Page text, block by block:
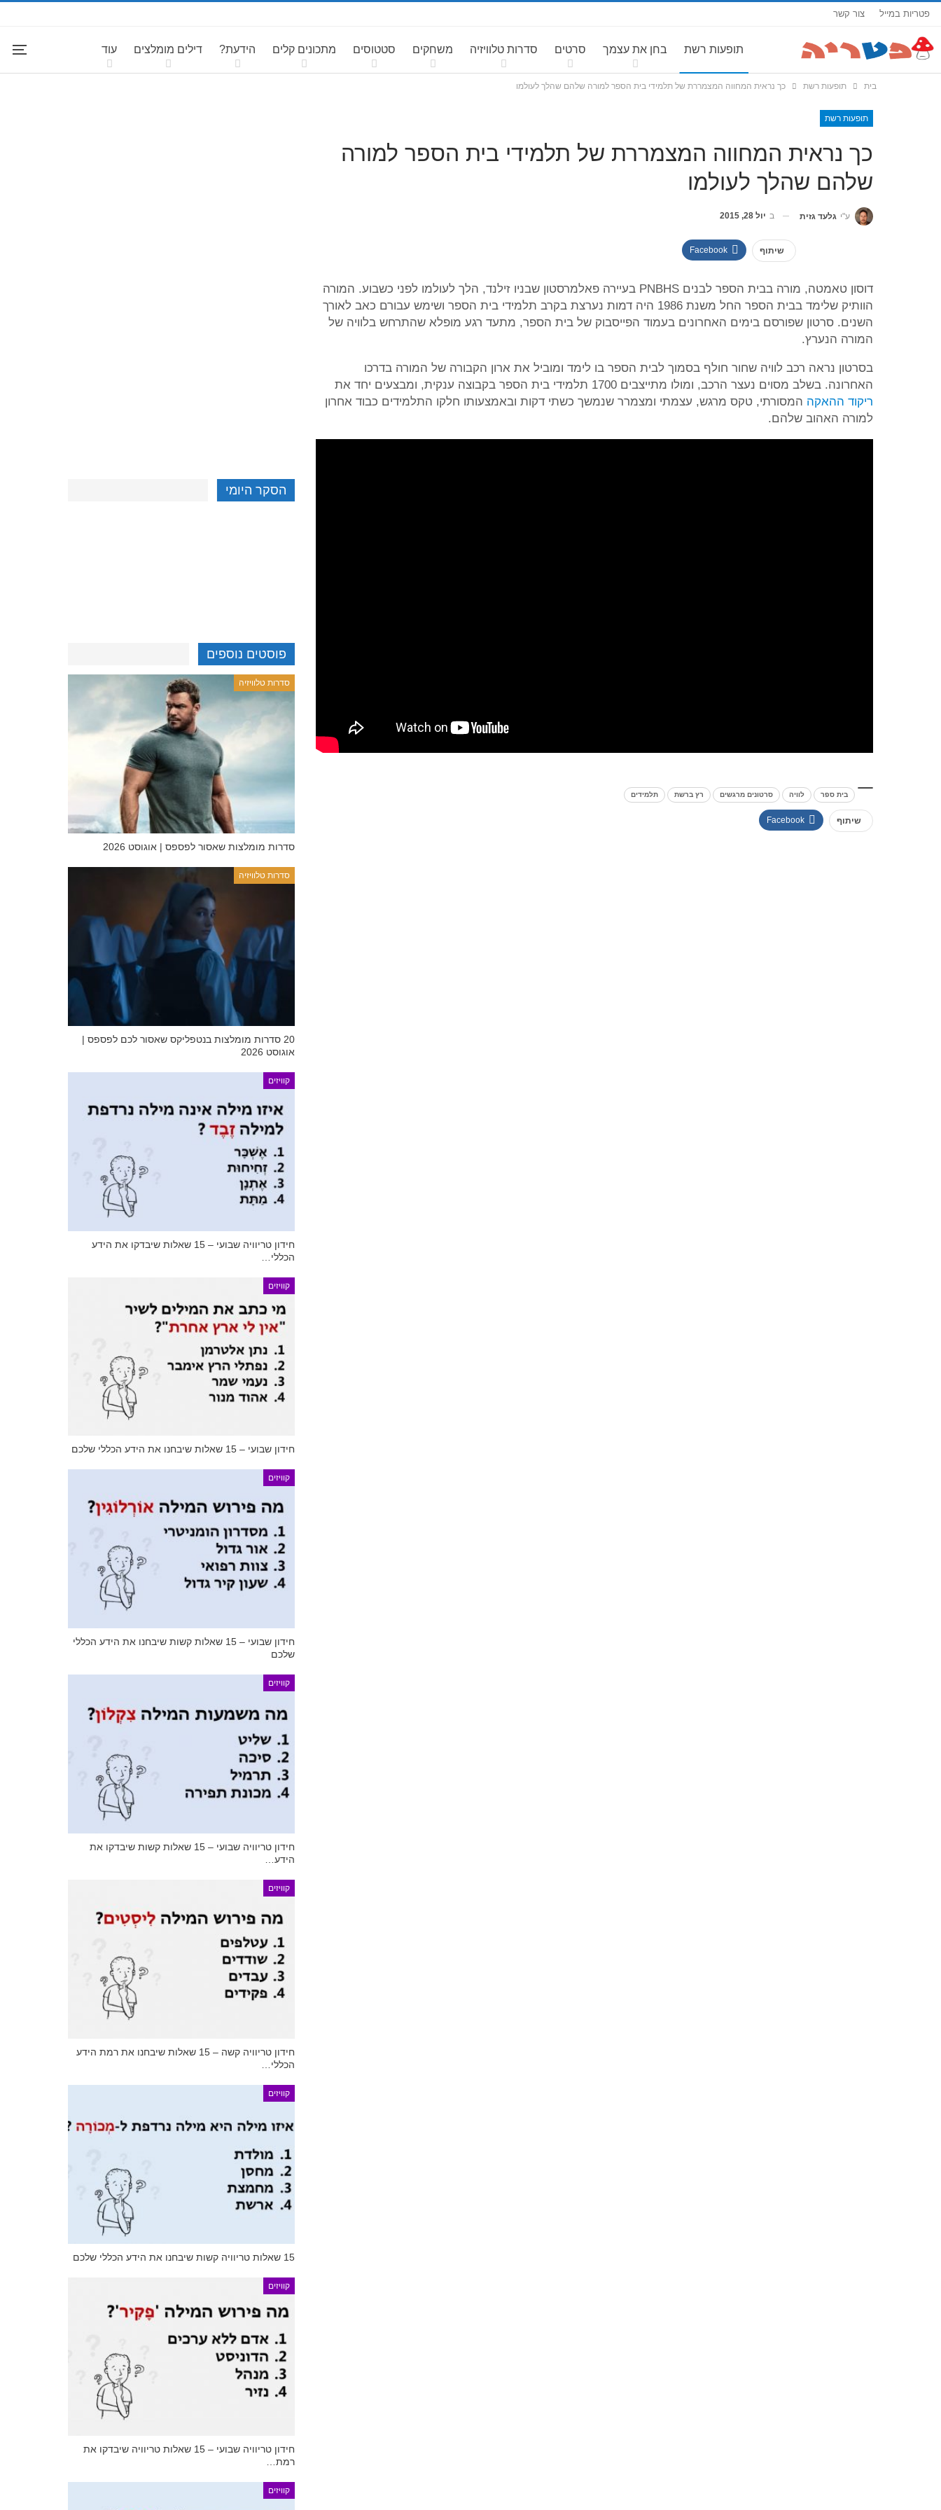
פטריות במייל צור קשר
תופעות רשת בחן את עצמך סרטים סדרות טלוויזיה משחקים סטטוסים מתכונים קלים הידעת? דילים מומלצים עוד
בית תופעות רשת כך נראית המחווה המצמררת של תלמידי בית הספר למורה שלהם שהלך לעולמו
תופעות רשת
כך נראית המחווה המצמררת של תלמידי בית הספר למורה
שלהם שהלך לעולמו
ע"י גלעד גזית ב יול 28, 2015
שיתוף Facebook
דוסון טאמטה, מורה בבית הספר לבנים PNBHS בעיירה פאלמרסטון שבניו זילנד, הלך לעולמו לפני כשבוע. המורה
הוותיק שלימד בבית הספר החל משנת 1986 היה דמות נערצת בקרב תלמידי בית הספר ושימש עבורם כאב לאורך
השנים. סרטון שפורסם בימים האחרונים בעמוד הפייסבוק של בית הספר, מתעד רגע מופלא שהתרחש בלוויה של
המורה הנערץ.
בסרטון נראה רכב לוויה שחור חולף בסמוך לבית הספר בו לימד ומוביל את ארון הקבורה של המורה בדרכו
האחרונה. בשלב מסוים נעצר הרכב, ומולו מתייצבים 1700 תלמידי בית הספר בקבוצה ענקית, ומבצעים יחד את
ריקוד ההאקה המסורתי, טקס מרגש, עצמתי ומצמרר שנמשך כשתי דקות ובאמצעותו חלקו התלמידים כבוד אחרון
למורה האהוב שלהם.
בית ספר לוויה סרטונים מרגשים רץ ברשת תלמידים
שיתוף Facebook
הסקר היומי
פוסטים נוספים
סדרות טלוויזיה
סדרות מומלצות שאסור לפספס | אוגוסט 2026
סדרות טלוויזיה
20 סדרות מומלצות בנטפליקס שאסור לכם לפספס |
אוגוסט 2026
קוויזים
חידון טריוויה שבועי – 15 שאלות שיבדקו את הידע
הכללי…
קוויזים
חידון שבועי – 15 שאלות שיבחנו את הידע הכללי שלכם
קוויזים
חידון שבועי – 15 שאלות קשות שיבחנו את הידע הכללי
שלכם
קוויזים
חידון טריוויה שבועי – 15 שאלות קשות שיבדקו את
הידע…
קוויזים
חידון טריוויה קשה – 15 שאלות שיבחנו את רמת הידע
הכללי…
קוויזים
15 שאלות טריוויה קשות שיבחנו את הידע הכללי שלכם
קוויזים
חידון טריוויה שבועי – 15 שאלות טריוויה שיבדקו את
רמת…
קוויזים